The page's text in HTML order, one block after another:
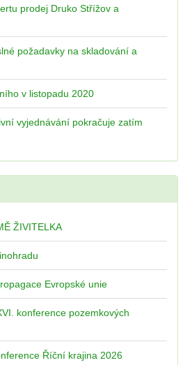
prodej Druko Střížov a
požadavky na skladování a
v listopadu 2020
vyjednávání pokračuje zatím
ŽIVITELKA
Evropské unie
konference pozemkových
Říční krajina 2026